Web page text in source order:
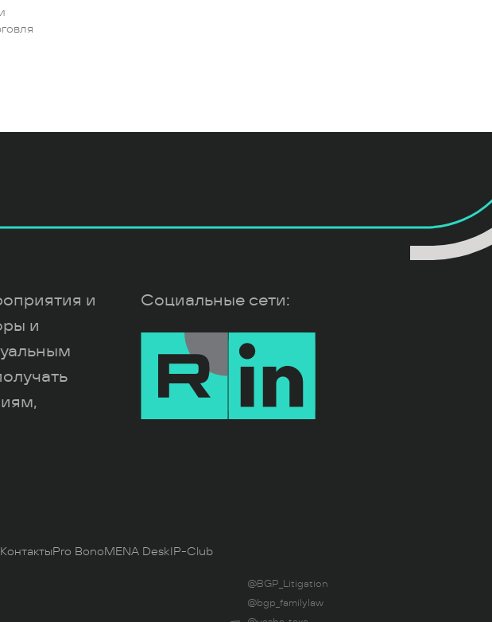
и
и
Социальные сети:
КонтактыPro BonoMENA DeskIP-Club
@BGP_Litigation
@bgp_familylaw